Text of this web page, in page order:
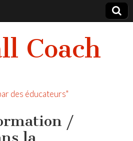
Coach
des éducateurs"
/